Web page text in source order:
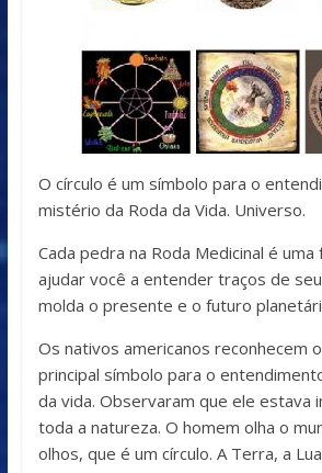
O círculo é um símbolo para o
mistério da Roda da Vida. Universo.
Cada pedra na Roda Medicinal é
ajudar você a entender traços de
molda o presente e o futuro
Os nativos americanos reconhecem
principal símbolo para o
da vida. Observaram que ele estava
toda a natureza. O homem olha o
olhos, que é um círculo. A Terra, a